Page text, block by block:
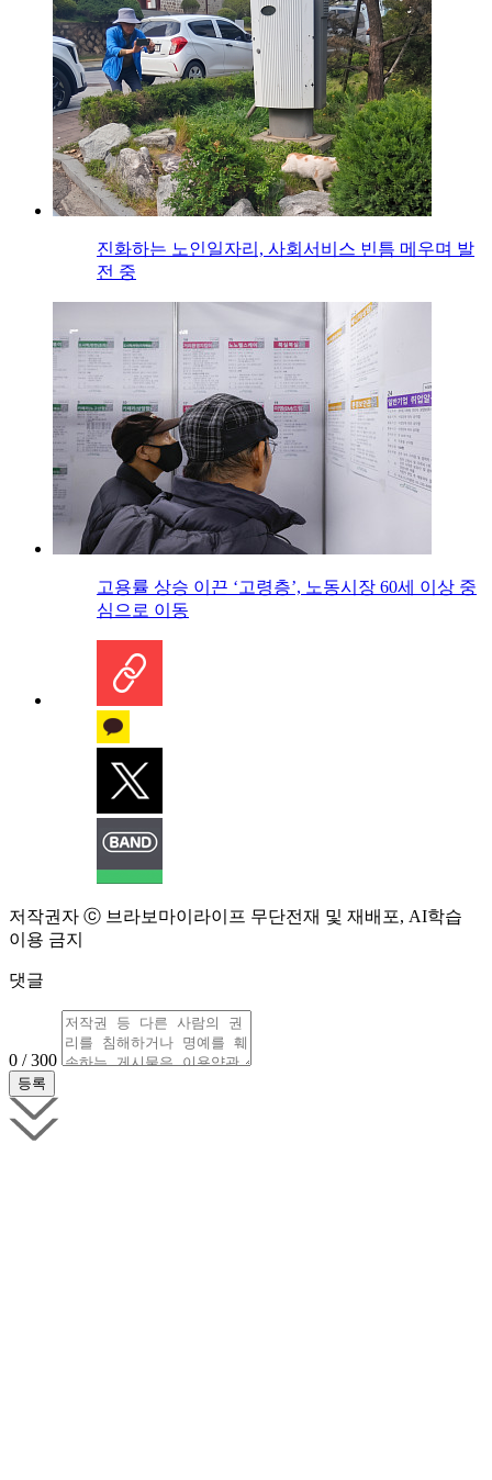
진화하는 노인일자리, 사회서비스 빈틈 메우며 발
전 중
고용률 상승 이끈 ‘고령층’, 노동시장 60세 이상 중
심으로 이동
저작권자 ⓒ 브라보마이라이프 무단전재 및 재배포, AI학습
이용 금지
댓글
0 / 300